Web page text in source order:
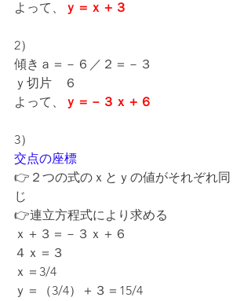
よって、 ｙ＝ｘ＋３
2）
傾きａ＝－６／２＝－３
ｙ切片　６
よって、
ｙ＝－３ｘ＋６
3）
交点の座標
👉２つの式のｘとｙの値がそれぞれ同
じ
👉連立方程式により求める
ｘ＋３＝－３ｘ＋６
４ｘ＝３
ｘ＝3/4
ｙ＝（3/4）＋３＝15/4